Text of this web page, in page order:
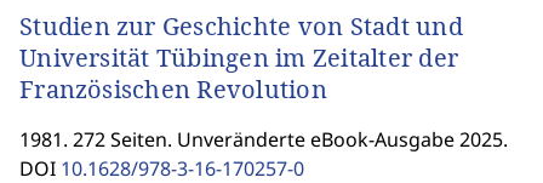
Studien zur Geschichte von Stadt und
Universität Tübingen im Zeitalter der
Französischen Revolution
1981. 272 Seiten. Unveränderte eBook-Ausgabe 2025.
DOI 10.1628/978-3-16-170257-0